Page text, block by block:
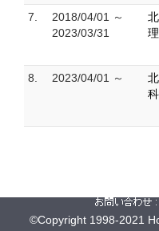
7.
2018/04/01 ～
2023/03/31
8. 2023/04/01 ～
©Copyright 1998-2021